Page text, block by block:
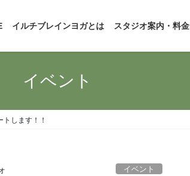
イルチブレインヨガとは スタジオ案内・料金
イベント
します！！
イベント